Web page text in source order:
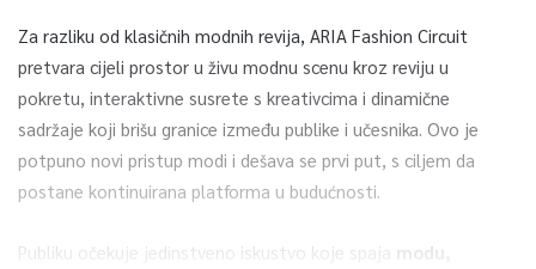
Za razliku od klasičnih modnih revija, ARIA Fashion Circuit
pretvara cijeli prostor u živu modnu scenu kroz reviju u
pokretu, interaktivne susrete s kreativcima i dinamične
sadržaje koji brišu granice između publike i učesnika. Ovo je
potpuno novi pristup modi i dešava se prvi put, s ciljem da
postane kontinuirana platforma u budućnosti.
Publiku očekuje jedinstveno iskustvo koje spaja modu,